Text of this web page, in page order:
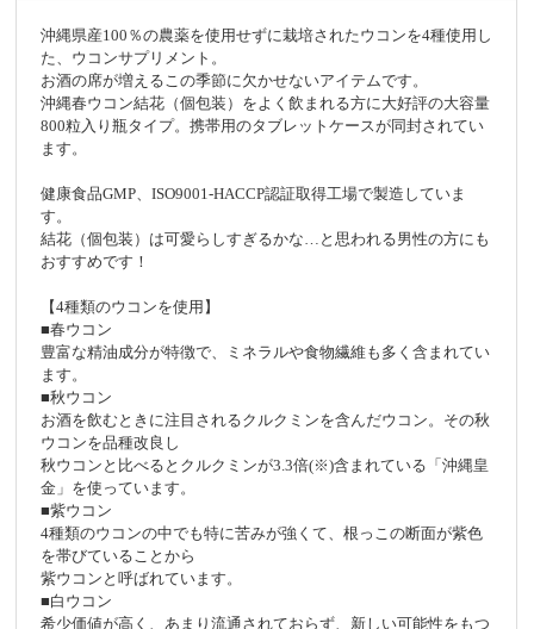
沖縄県産100％の農薬を使用せずに栽培されたウコンを4種使用し
た、ウコンサプリメント。
お酒の席が増えるこの季節に欠かせないアイテムです。
沖縄春ウコン結花（個包装）をよく飲まれる方に大好評の大容量
800粒入り瓶タイプ。携帯用のタブレットケースが同封されてい
ます。
健康食品GMP、ISO9001-HACCP認証取得工場で製造していま
す。
結花（個包装）は可愛らしすぎるかな…と思われる男性の方にも
おすすめです！
【4種類のウコンを使用】
■春ウコン
豊富な精油成分が特徴で、ミネラルや食物繊維も多く含まれてい
ます。
■秋ウコン
お酒を飲むときに注目されるクルクミンを含んだウコン。その秋
ウコンを品種改良し
秋ウコンと比べるとクルクミンが3.3倍(※)含まれている「沖縄皇
金」を使っています。
■紫ウコン
4種類のウコンの中でも特に苦みが強くて、根っこの断面が紫色
を帯びていることから
紫ウコンと呼ばれています。
■白ウコン
希少価値が高く、あまり流通されておらず、新しい可能性をもつ